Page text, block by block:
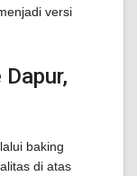
versi
baking
di atas